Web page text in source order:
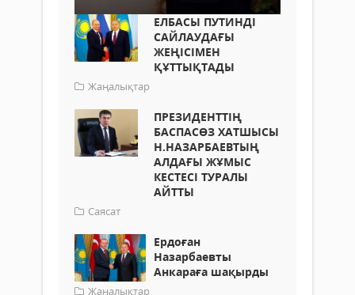
ЕЛБАСЫ ПУТИНДІ
САЙЛАУДАҒЫ
ЖЕҢІСІМЕН
ҚҰТТЫҚТАДЫ
Жаңалықтар
ПРЕЗИДЕНТТІҢ
БАСПАСӨЗ ХАТШЫСЫ
Н.НАЗАРБАЕВТЫҢ
АЛДАҒЫ ЖҰМЫС
КЕСТЕСІ ТУРАЛЫ
АЙТТЫ
Саясат
Ердоған
Назарбаевты
Анкараға шақырды
Жаңалықтар